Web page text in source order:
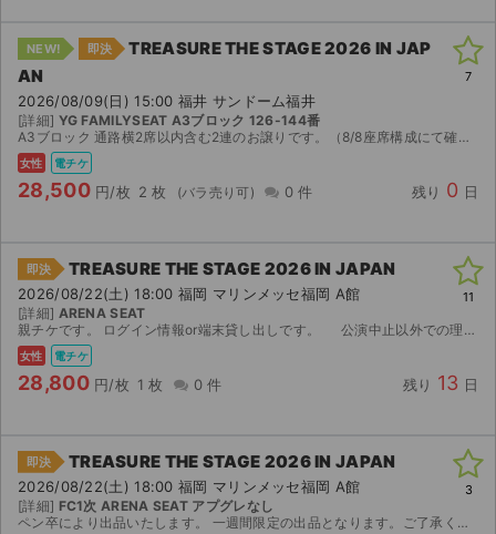
NEW! 即決
TREASURE THE STAGE 2026 IN JAP
AN
2026/08/09(日) 15:00 福井 サンドーム福井
[詳細] YG FAMILYSEAT A3ブロック 126-144番
A3ブロック 通路横2席以内含む2連のお譲りです。（8/8座席構成にて確認。） ・当日会場付近でお待ち合わせし、ログイン情報ごとのお譲りをさせていただきます。 ・必ず、【集合時間厳守】でお願い...
女性 電チケ
28,500 円/枚 2 枚 0 件 残り 0 日
7
即決 TREASURE THE STAGE 2026 IN JAPAN
2026/08/22(土) 18:00 福岡 マリンメッセ福岡 A館
[詳細] ARENA SEAT
親チケです。 ログイン情報or端末貸し出しです。 公演中止以外での理由(本人確認、エラー)による返金は致しかねますのでご理解いただける方のみご購入ください。 本人確認不可 日本語理解者OK
女性 電チケ
28,800 円/枚 1 枚 0 件 残り 13 日
11
即決 TREASURE THE STAGE 2026 IN JAPAN
2026/08/22(土) 18:00 福岡 マリンメッセ福岡 A館
[詳細] FC1次 ARENA SEAT アプグレなし
ペン卒により出品いたします。 一週間限定の出品となります。ご了承ください。 anypassを使用した電子チケット（親チケ）分配となりますので不安な方はご遠慮ください。（当方2回経験あり） 取引メ...
3